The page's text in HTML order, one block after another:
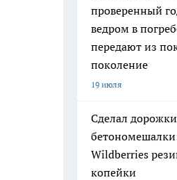
проверенный
ведром в
передают из
поколение
19 июля
Сделал дорожки
Wildberries
копейки